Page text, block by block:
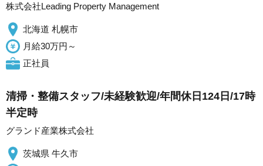
株式会社Leading Property Management
北海道 札幌市
月給30万円～
正社員
清掃・整備スタッフ/未経験歓迎/年間休日124日/17時
半定時
グランド産業株式会社
茨城県 牛久市